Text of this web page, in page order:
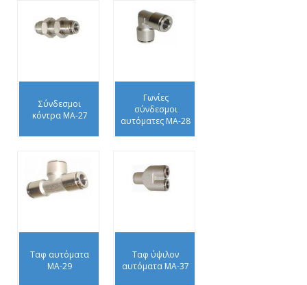
Σύνδεσμοι
κόντρα ΜΑ-27
Γωνίες
σύνδεσμοι
αυτόματες ΜΑ-28
Ταφ αυτόματα
ΜΑ-29
Ταφ ύψιλον
αυτόματα ΜΑ-37